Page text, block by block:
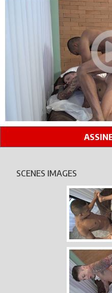
SCENES IMAGES